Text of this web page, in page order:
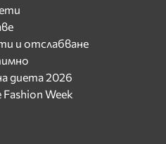
и отслабване
диета 2026
Fashion Week